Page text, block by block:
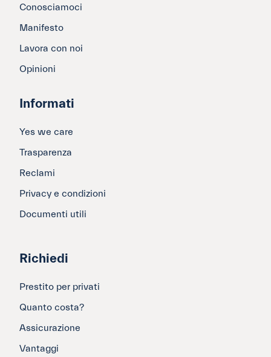
Conosciamoci
Manifesto
Lavora con noi
Opinioni
Informati
Yes we care
Trasparenza
Reclami
Privacy e condizioni
Documenti utili
Richiedi
Prestito per privati
Quanto costa?
Assicurazione
Vantaggi